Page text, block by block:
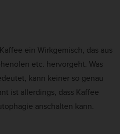
ein Wirkgemisch, das aus
etc. hervorgeht. Was
kann keiner so genau
ist allerdings, dass Kaffee
anschalten kann.